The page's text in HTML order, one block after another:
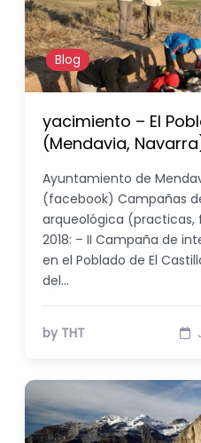
Blog
yacimiento – El
(Mendavia,
Ayuntamiento de
(facebook) Campañas
arqueológica
2018: – II Campaña de
en el Poblado de El
del…
by THT